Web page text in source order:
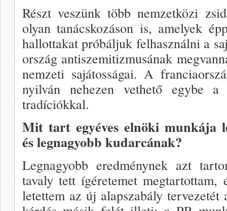
Részt veszünk több nemzetközi
olyan ta­nácskozáson is, amelyek
hallottakat próbáljuk fel­használni a
ország antiszemitizmusának
nemze­ti sajátosságai. A
nyilván nehezen vet­hető egybe a
tradíciókkal.
Mit tart egyéves elnöki munkája
és legna­gyobb kudarcának?
Legnagyobb eredménynek azt
tavaly tett ígéretemet megtartottam,
letettem az új alapszabály